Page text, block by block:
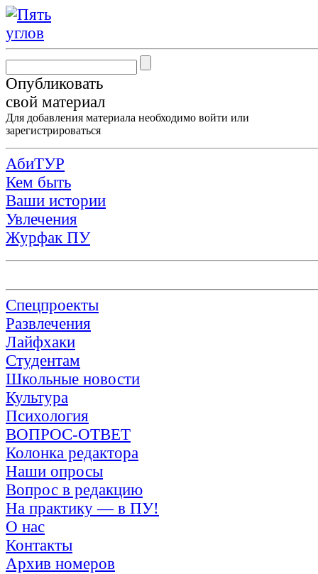
Опубликовать
свой материал
Для добавления материала необходимо войти или
зарегистрироваться
АбиТУР
Кем быть
Ваши истории
Увлечения
Журфак ПУ
Спецпроекты
Развлечения
Лайфхаки
Студентам
Школьные новости
Культура
Психология
ВОПРОС-ОТВЕТ
Колонка редактора
Наши опросы
Вопрос в редакцию
На практику — в ПУ!
О нас
Контакты
Архив номеров